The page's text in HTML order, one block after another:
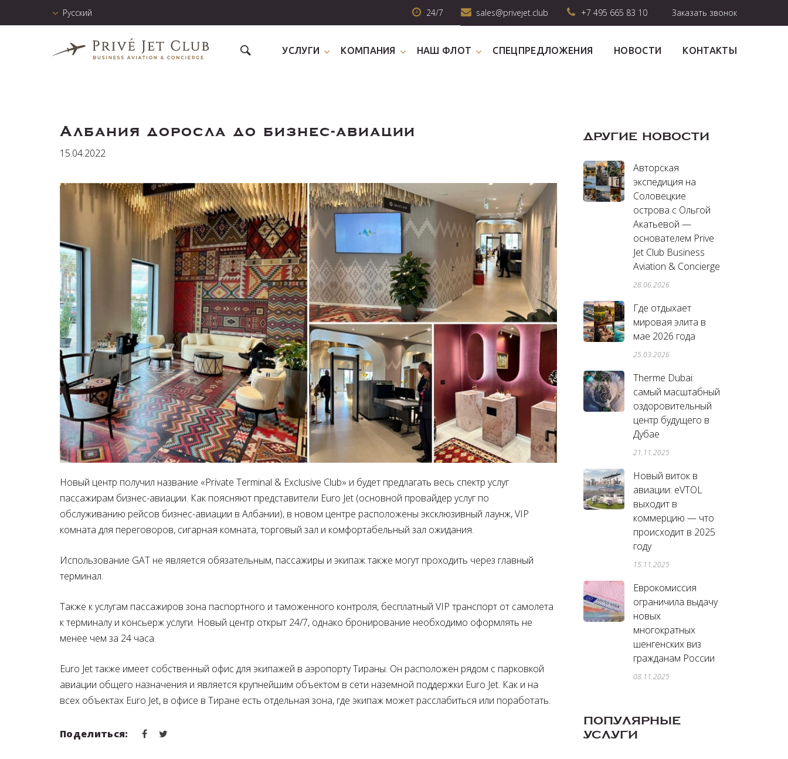
24/7 sales@privejet.club +7 495 665 83 10 Заказать звонок
Русский
УСЛУГИ КОМПАНИЯ НАШ ФЛОТ СПЕЦПРЕДЛОЖЕНИЯ НОВОСТИ КОНТАКТЫ
Албания доросла до бизнес-авиации
15.04.2022
Новый центр получил название «Private Terminal & Exclusive Club» и будет предлагать весь спектр услуг
пассажирам бизнес-авиации. Как поясняют представители Euro Jet (основной провайдер услуг по
обслуживанию рейсов бизнес-авиации в Албании), в новом центре расположены эксклюзивный лаунж, VIP
комната для переговоров, сигарная комната, торговый зал и комфортабельный зал ожидания.
Использование GAT не является обязательным, пассажиры и экипаж также могут проходить через главный
терминал.
Также к услугам пассажиров зона паспортного и таможенного контроля, бесплатный VIP транспорт от самолета
к терминалу и консьерж услуги. Новый центр открыт 24/7, однако бронирование необходимо оформлять не
менее чем за 24 часа.
Euro Jet также имеет собственный офис для экипажей в аэропорту Тираны. Он расположен рядом с парковкой
авиации общего назначения и является крупнейшим объектом в сети наземной поддержки Euro Jet. Как и на
всех объектах Euro Jet, в офисе в Тиране есть отдельная зона, где экипаж может расслабиться или поработать.
Поделиться:
ДРУГИЕ НОВОСТИ
Авторская
экспедиция на
Соловецкие
острова с Ольгой
Акатьевой —
основателем Prive
Jet Club Business
Aviation & Concierge
28.06.2026
Где отдыхает
мировая элита в
мае 2026 года
25.03.2026
Therme Dubai:
самый масштабный
оздоровительный
центр будущего в
Дубае
21.11.2025
Новый виток в
авиации: eVTOL
выходит в
коммерцию — что
происходит в 2025
году
15.11.2025
Еврокомиссия
ограничила выдачу
новых
многократных
шенгенских виз
гражданам России
08.11.2025
ПОПУЛЯРНЫЕ
УСЛУГИ